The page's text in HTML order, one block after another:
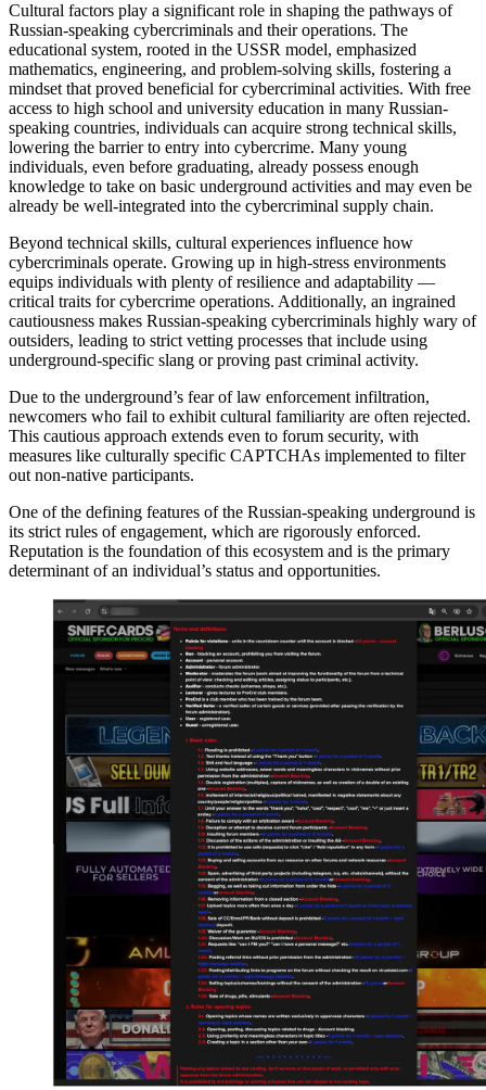
Cultural factors play a significant role in shaping the pathways of
Russian-speaking cybercriminals and their operations. The
educational system, rooted in the USSR model, emphasized
mathematics, engineering, and problem-solving skills, fostering a
mindset that proved beneficial for cybercriminal activities. With free
access to high school and university education in many Russian-
speaking countries, individuals can acquire strong technical skills,
lowering the barrier to entry into cybercrime. Many young
individuals, even before graduating, already possess enough
knowledge to take on basic underground activities and may even be
already be well-integrated into the cybercriminal supply chain.
Beyond technical skills, cultural experiences influence how
cybercriminals operate. Growing up in high-stress environments
equips individuals with plenty of resilience and adaptability —
critical traits for cybercrime operations. Additionally, an ingrained
cautiousness makes Russian-speaking cybercriminals highly wary of
outsiders, leading to strict vetting processes that include using
underground-specific slang or proving past criminal activity.
Due to the underground’s fear of law enforcement infiltration,
newcomers who fail to exhibit cultural familiarity are often rejected.
This cautious approach extends even to forum security, with
measures like culturally specific CAPTCHAs implemented to filter
out non-native participants.
One of the defining features of the Russian-speaking underground is
its strict rules of engagement, which are rigorously enforced.
Reputation is the foundation of this ecosystem and is the primary
determinant of an individual’s status and opportunities.